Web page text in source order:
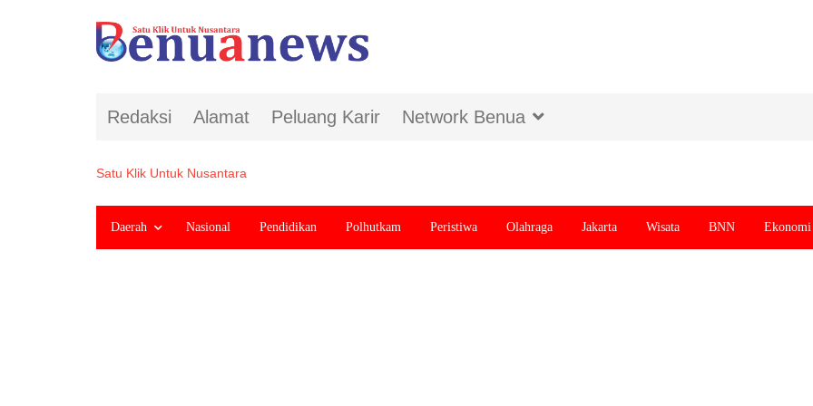
Redaksi Alamat Peluang Karir Network Benua
Satu Klik Untuk Nusantara
Daerah Nasional Pendidikan Polhutkam Peristiwa Olahraga Jakarta Wisata BNN Ekonomi